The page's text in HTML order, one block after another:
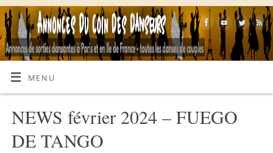
MENU
NEWS février 2024 – FUEGO
DE TANGO